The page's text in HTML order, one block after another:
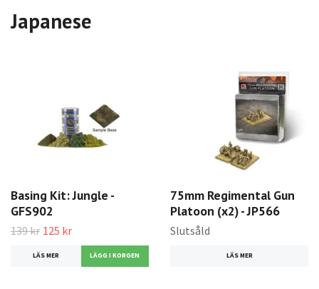
Japanese
Basing Kit: Jungle -
GFS902
139 kr 125 kr
LÄS MER
75mm Regimental Gun
Platoon (x2) - JP566
Slutsåld
LÄS MER